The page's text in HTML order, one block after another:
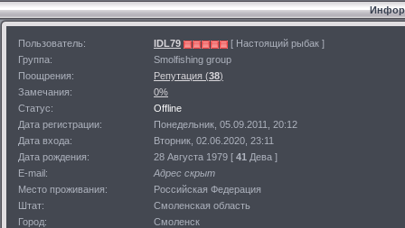
Пользователь: IDL79
[ Настоящий рыбак ]
Группа:
Smolfishing group
Поощрения:
Репутация (38)
Замечания:
0%
Статус:
Offline
Дата регистрации:
Понедельник, 05.09.2011, 20:12
Дата входа:
Вторник, 02.06.2020, 23:11
Дата рождения:
28 Августа 1979 [ 41 Дева ]
E-mail:
Адрес скрыт
Место проживания:
Российская Федерация
Штат:
Смоленская область
Город:
Смоленск